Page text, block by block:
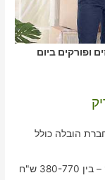
ופורקים ביום
מסריק עם חברת הובלה כולל